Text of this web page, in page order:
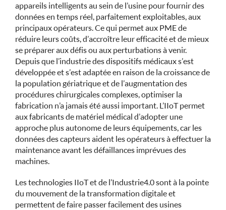
appareils intelligents au sein de l’usine pour fournir des
données en temps réel, parfaitement exploitables, aux
principaux opérateurs. Ce qui permet aux PME de
réduire leurs coûts, d’accroître leur efficacité et de mieux
se préparer aux défis ou aux perturbations à venir.
Depuis que l’industrie des dispositifs médicaux s’est
développée et s’est adaptée en raison de la croissance de
la population gériatrique et de l’augmentation des
procédures chirurgicales complexes, optimiser la
fabrication n’a jamais été aussi important. L’IIoT permet
aux fabricants de matériel médical d’adopter une
approche plus autonome de leurs équipements, car les
données des capteurs aident les opérateurs à effectuer la
maintenance avant les défaillances imprévues des
machines.
Les technologies IIoT et de l’Industrie 4.0 sont à la pointe
du mouvement de la transformation digitale et
permettent de faire passer facilement des usines